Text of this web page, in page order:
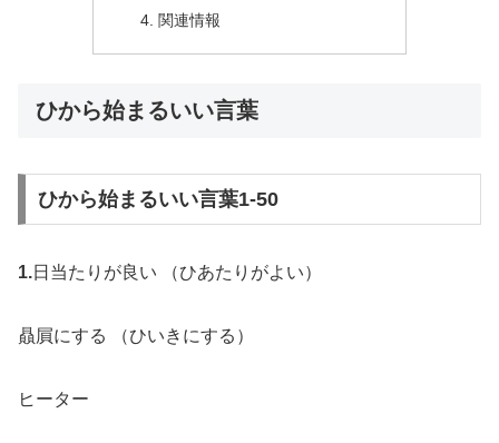
関連情報
ひから始まるいい言葉
ひから始まるいい言葉1-50
1.日当たりが良い （ひあたりがよい）
贔屓にする （ひいきにする）
ヒーター